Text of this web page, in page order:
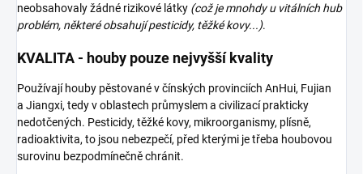
neobsahovaly žádné rizikové látky (což je mnohdy u vitálních hub
problém, některé obsahují pesticidy, těžké kovy...).
KVALITA - houby pouze nejvyšší kvality
Používají houby pěstované v čínských provinciích AnHui, Fujian
a Jiangxi, tedy v oblastech průmyslem a civilizací prakticky
nedotčených. Pesticidy, těžké kovy, mikroorganismy, plísně,
radioaktivita, to jsou nebezpečí, před kterými je třeba houbovou
surovinu bezpodmínečně chránit.